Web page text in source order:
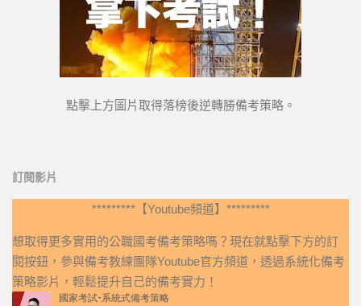
點擊上方圖片取得落榜後逆轉勝備考策略。
訂閱影片
*********【Youtube頻道】*********
想取得更多實用的公職國考備考策略嗎？現在就點擊下方的訂
閱按鈕，參與備考教練團隊Youtube官方頻道，透過系統化備考
策略影片，輕鬆提升自己的備考實力！